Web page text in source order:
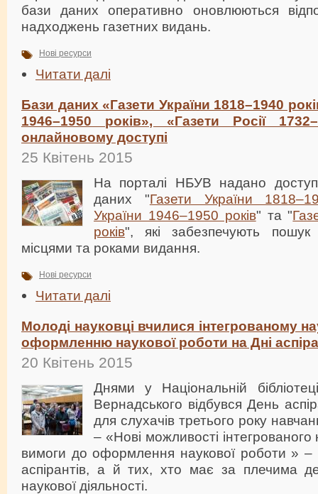
бази даних оперативно оновлюються
надходжень газетних видань.
Нові ресурси
Читати далі
Бази даних «Газети України 1818–1940
1946–1950 років», «Газети Росії
онлайновому доступі
25 Квітень 2015
На порталі НБУВ надано
даних "Газети України
України 1946–1950 років" та "
років", які забезпечують
місцями та роками видання.
Нові ресурси
Читати далі
Молоді науковці вчилися інтегрованому
оформленню наукової роботи на Дні
20 Квітень 2015
Днями у Національній
Вернадського відбувся День
для слухачів третього року
– «Нові можливості
вимоги до оформлення наукової роботи » –
аспірантів, а й тих, хто має за плечима
наукової діяльності.